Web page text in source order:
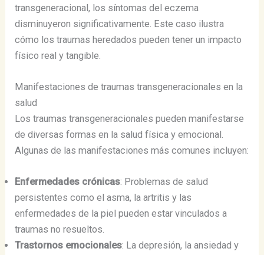
transgeneracional, los síntomas del eczema
disminuyeron significativamente. Este caso ilustra
cómo los traumas heredados pueden tener un impacto
físico real y tangible.
Manifestaciones de traumas transgeneracionales en la
salud
Los traumas transgeneracionales pueden manifestarse
de diversas formas en la salud física y emocional.
Algunas de las manifestaciones más comunes incluyen:
Enfermedades crónicas: Problemas de salud
persistentes como el asma, la artritis y las
enfermedades de la piel pueden estar vinculados a
traumas no resueltos.
Trastornos emocionales: La depresión, la ansiedad y